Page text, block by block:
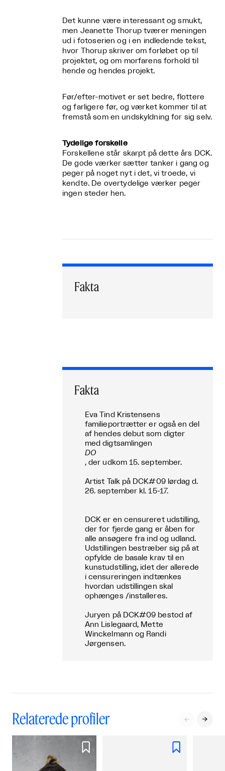
Det kunne være interessant og smukt,
men Jeanette Thorup tværer meningen
ud i fotoserien og i en indledende tekst,
hvor Thorup skriver om forløbet op til
projektet, og om morfarens forhold til
hende og hendes projekt.
Før/efter-motivet er set bedre, flottere
og farligere før, og værket kommer til at
fremstå som en undskyldning for sig selv.
Tydelige forskelle
Forskellene står skarpt på dette års DCK.
De gode værker sætter tanker i gang og
peger på noget nyt i det, vi troede, vi
kendte. De overtydelige værker peger
ingen steder hen.
Fakta
Fakta
Eva Tind Kristensens
familieportrætter er også en del
af hendes debut som digter
med digtsamlingen
DO
, der udkom 15. september.
Artist Talk på DCK#09 lørdag d.
26. september kl. 15-17.
DCK er en censureret udstilling,
der for fjerde gang er åben for
alle ansøgere fra ind og udland.
Udstillingen bestræber sig på at
opfylde de basale krav til en
kunstudstilling, idet der allerede
i censureringen indtænkes
hvordan udstillingen skal
ophænges /installeres.
Juryen på DCK#09 bestod af
Ann Lislegaard, Mette
Winckelmann og Randi
Jørgensen.
Relaterede profiler  
 